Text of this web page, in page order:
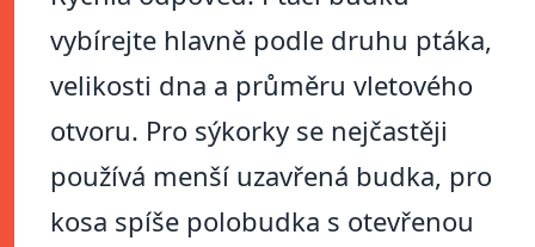
vybírejte hlavně podle druhu ptáka,
velikosti dna a průměru vletového
otvoru. Pro sýkorky se nejčastěji
používá menší uzavřená budka, pro
kosa spíše polobudka s otevřenou